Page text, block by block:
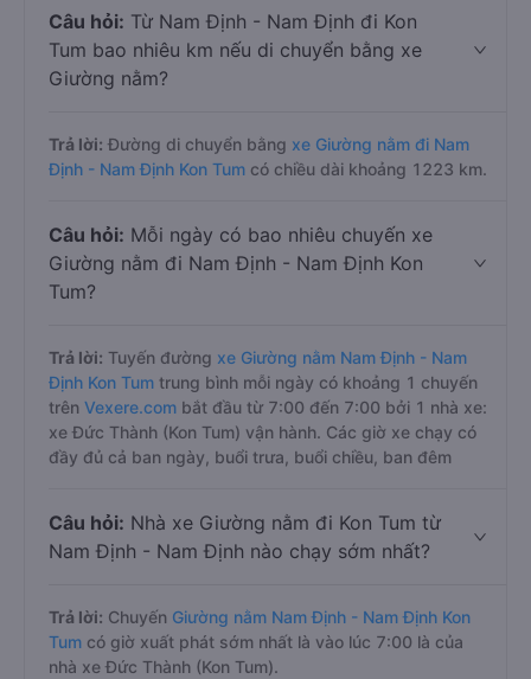
Câu hỏi: Từ Nam Định - Nam Định đi Kon
Tum bao nhiêu km nếu di chuyển bằng xe
Giường nằm?
Trả lời: Đường di chuyển bằng xe Giường nằm đi Nam
Định - Nam Định Kon Tum có chiều dài khoảng 1223 km.
Câu hỏi: Mỗi ngày có bao nhiêu chuyến xe
Giường nằm đi Nam Định - Nam Định Kon
Tum?
Trả lời: Tuyến đường xe Giường nằm Nam Định - Nam
Định Kon Tum trung bình mỗi ngày có khoảng 1 chuyến
trên Vexere.com bắt đầu từ 7:00 đến 7:00 bởi 1 nhà xe:
xe Đức Thành (Kon Tum) vận hành. Các giờ xe chạy có
đầy đủ cả ban ngày, buổi trưa, buổi chiều, ban đêm
Câu hỏi: Nhà xe Giường nằm đi Kon Tum từ
Nam Định - Nam Định nào chạy sớm nhất?
Trả lời: Chuyến Giường nằm Nam Định - Nam Định Kon
Tum có giờ xuất phát sớm nhất là vào lúc 7:00 là của
nhà xe Đức Thành (Kon Tum).